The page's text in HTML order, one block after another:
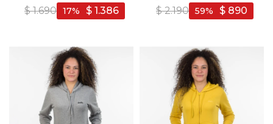
$ 1.690 $ 1.386
17
NUT - Coco
$ 2.190 $ 890
59